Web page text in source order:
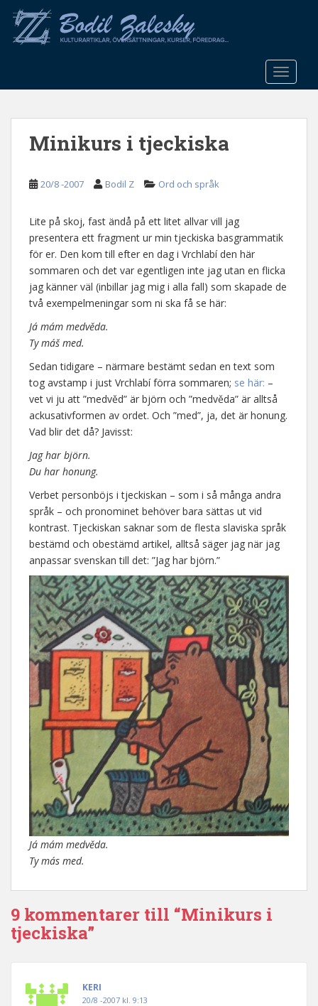
o
Minikurs i tjeckiska
20/8 -2007 Bodil Z Ord och språk
Lite på skoj, fast ändå på ett litet allvar vill jag
presentera ett fragment ur min tjeckiska basgrammatik
för er. Den kom till efter en dag i Vrchlabí den här
sommaren och det var egentligen inte jag utan en flicka
jag känner väl (inbillar jag mig i alla fall) som skapade de
två exempelmeningar som ni ska få se här:
Já mám medvěda.
Ty máš med.
Sedan tidigare – närmare bestämt sedan en text som
tog avstamp i just Vrchlabí förra sommaren; se här: –
vet vi ju att ”medvěd” är björn och ”medvěda” är alltså
ackusativformen av ordet. Och ”med”, ja, det är honung.
Vad blir det då? Javisst:
Jag har björn.
Du har honung.
Verbet personböjs i tjeckiskan – som i så många andra
språk – och pronominet behöver bara sättas ut vid
kontrast. Tjeckiskan saknar som de flesta slaviska språk
bestämd och obestämd artikel, alltså säger jag när jag
anpassar svenskan till det: ”Jag har björn.”
Já mám medvěda.
Ty más med.
9 kommentarer till “Minikurs i
tjeckiska”
KERI
20/8 -2007 kl. 9:13